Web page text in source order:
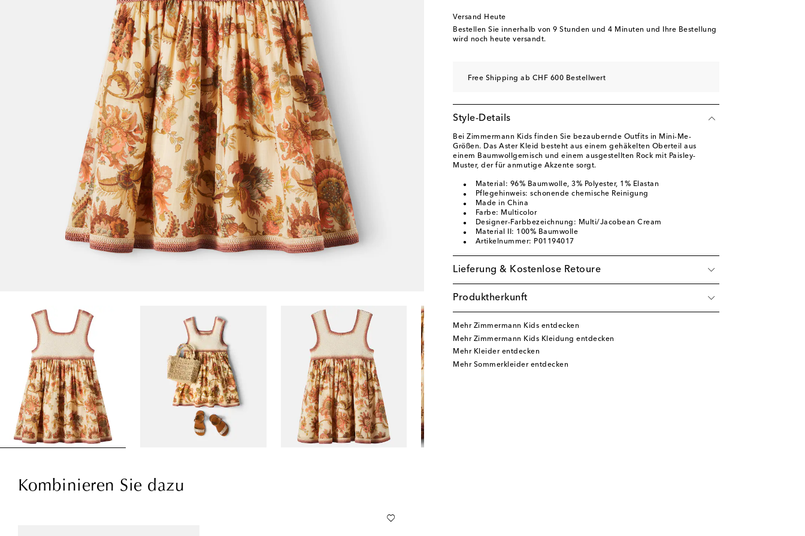
Versand Heute
Bestellen Sie innerhalb von 9 Stunden und 4 Minuten und Ihre Bestellung
wird noch heute versandt.
Free Shipping ab CHF 600 Bestellwert
Style-Details
Bei Zimmermann Kids finden Sie bezaubernde Outfits in Mini-Me-
Größen. Das Aster Kleid besteht aus einem gehäkelten Oberteil aus
einem Baumwollgemisch und einem ausgestellten Rock mit Paisley-
Muster, der für anmutige Akzente sorgt.
Material: 96% Baumwolle, 3% Polyester, 1% Elastan
Pflegehinweis: schonende chemische Reinigung
Made in China
Farbe: Multicolor
Designer-Farbbezeichnung: Multi/Jacobean Cream
Material II: 100% Baumwolle
Artikelnummer: P01194017
Lieferung & Kostenlose Retoure
Produktherkunft
Mehr Zimmermann Kids entdecken
Mehr Zimmermann Kids Kleidung entdecken
Mehr Kleider entdecken
Mehr Sommerkleider entdecken
Kombinieren Sie dazu